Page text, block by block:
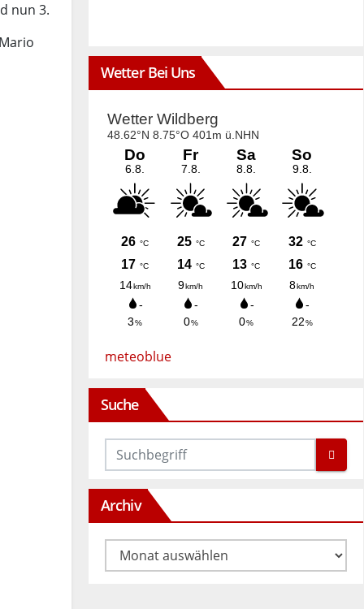
nun 3.
Wetter Bei Uns
meteoblue
Suche
Archiv
Archiv